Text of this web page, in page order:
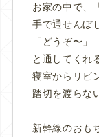
お家の中で、
手で通せんぼ
「どうぞ〜」
と通してくれ
寝室からリビ
踏切を渡らな
新幹線のおも